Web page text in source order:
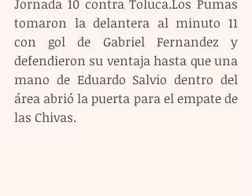
Jornada 10 contra Toluca.Los Pumas
tomaron la delantera al minuto 11
con gol de Gabriel Fernandez y
defendieron su ventaja hasta que una
mano de Eduardo Salvio dentro del
área abrió la puerta para el empate de
las Chivas.